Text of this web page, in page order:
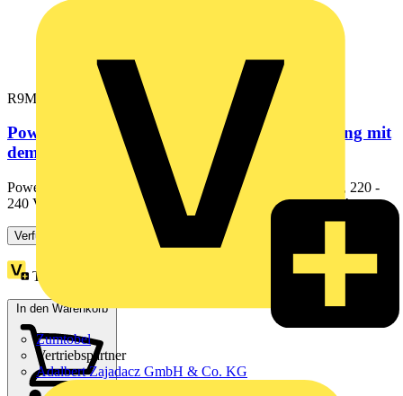
Zumtobel
Vertriebspartner
Adalbert Zajadacz GmbH & Co. KG
R9M20
PowerTag Resi9 M63, 1P+N-Kabel, Verbindung mit
dem Wiser Hub
PowerTag Resi9 M63 1 polig mit Stiftanschluss + N-Kabel, 220 -
240 V AC +/- 20 %, zwischen Phase und Neutral, Imax 63A...
Verfügbar: 3 Händler
Treuepunkte:
In den Warenkorb